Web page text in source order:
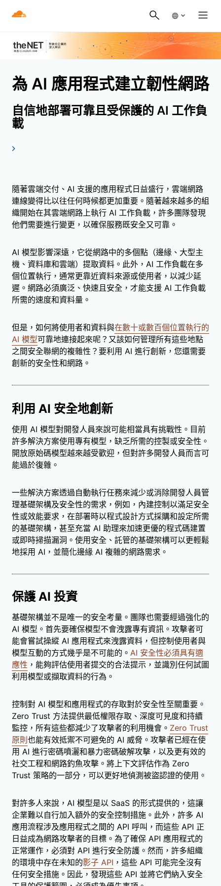
為 AI 應用程式建立韌性網路
自信地部署可靠且受保護的 AI 工作負
載
隨著雲端交付、AI 支援的應用程式日益盛行，雲端網路
連線變得比以往任何時候都更加重要。隨著越來越多的組
織開始在其雲端網路上執行 AI 工作負載，許多團隊發現
他們需要進行變更，以確保服務既安全又可靠。
AI 模型影響深遠，它從網路中的多個點（邊緣、大型主
機、資料庫和雲端）提取資料。此外，AI 工作負載在多
個位置執行，通常更靠近資料來源或使用者，以減少延
遲。網路必須廣泛、快速且安全，才能支援 AI 工作負載
所需的速度和資料量。
但是，如何將使用者和資料與在數十或數百個位置執行的
AI 模型可靠地連接起來呢？又該如何管理所有這些地點
之間安全聯網的複雜性？要利用 AI 進行創新，您還需要
創新的安全性和網路。
利用 AI 安全地創新
使用 AI 模型對開發人員來說可能相當具有挑戰性。目前
許多解決方案使用專有模型，缺乏所需的控製或安全性。
開放原始碼模型越來越受歡迎，但對許多開發人員而言可
能過於復雜。
一些解決方案透過自動執行任務來減少或消除開發人員管
理基礎架構及安全性的需求，例如，內建控制以滿足安全
性或效能要求，在部署時以程式設計方式採購和設定所需
的基礎架構，甚至充當 AI 助理來加速更優的程式碼建置
或即時掃描漏洞。使用安全、託管的基礎架構可以更輕鬆
地採用 AI，並簡化邊緣 AI 複雜的網路需求。
保護 AI 投資
基礎架構並不是唯一的安全考量。團隊也需要經過強化的
AI 模型。首先要確保模型不會洩露專有資訊。攻擊者可
能會嘗試操縱 AI 應用程式來洩露資料，但控制使用者與
模型互動的方式幾乎是不可能的。 AI 安全性必須具有適
應性 ，能夠評估使用者提交的合法提示，並識別任何試圖
利用模型或擷取資料的行為。
控制對 AI 模型和應用程式的存取對於安全性至關重要。
Zero Trust 方法提供最低權限存取、深度可見度和持續
監控，所有這些都減少了攻擊者的利用機會。 Zero Trust
原則也能有效抵禦不可避免的 AI 威脅。攻擊者已經在使
用 AI 進行密碼噴灑和暴力密碼破解攻擊，以及更有效的
社交工程和網路釣魚攻擊。將上下文評估作為 Zero
Trust 策略的一部分，可以更好地偵測被盜認證的使用。
對許多人來說，AI 模型是以 SaaS 的形式提供的，這讓
企業難以自行加入額外的安全控制措施。此外，許多 AI
應用流程涉及應用程式之間的 API 呼叫，而這些 API 正
日益成為網路攻擊者的目標。為了確保 API 應用程式的
正常運作，必須對 API 進行安全防護。然而，許多組織
的環境中存在未知的影子 API ，這些 API 可能完全沒有
任何安全措施。因此，發現這些 API 並將它們納入安全